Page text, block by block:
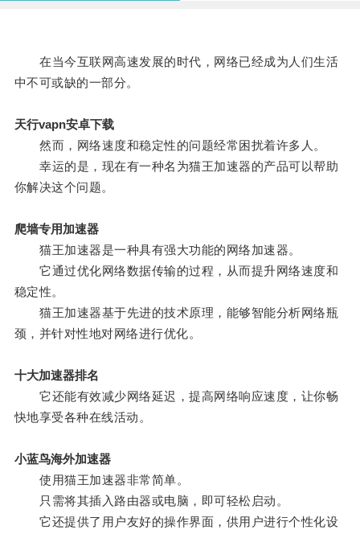
在当今互联网高速发展的时代，网络已经成为人们生活
中不可或缺的一部分。
天行vapn安卓下载
然而，网络速度和稳定性的问题经常困扰着许多人。
幸运的是，现在有一种名为猫王加速器的产品可以帮助
你解决这个问题。
爬墙专用加速器
猫王加速器是一种具有强大功能的网络加速器。
它通过优化网络数据传输的过程，从而提升网络速度和
稳定性。
猫王加速器基于先进的技术原理，能够智能分析网络瓶
颈，并针对性地对网络进行优化。
十大加速器排名
它还能有效减少网络延迟，提高网络响应速度，让你畅
快地享受各种在线活动。
小蓝鸟海外加速器
使用猫王加速器非常简单。
只需将其插入路由器或电脑，即可轻松启动。
它还提供了用户友好的操作界面，供用户进行个性化设